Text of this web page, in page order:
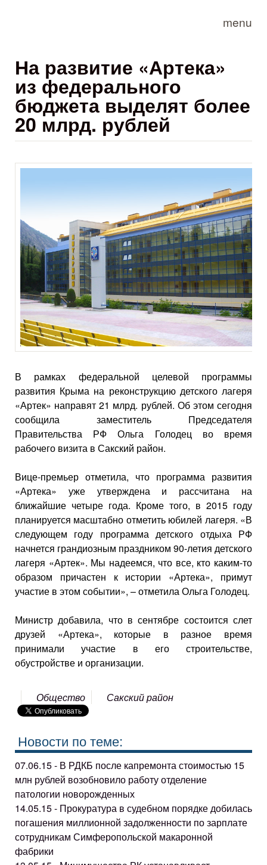
menu
На развитие «Артека»
из федерального
бюджета выделят более
20 млрд. рублей
В рамках федеральной целевой программы
развития Крыма на реконструкцию детского лагеря
«Артек» направят 21 млрд. рублей. Об этом сегодня
сообщила заместитель Председателя
Правительства РФ Ольга Голодец во время
рабочего визита в Сакский район.
Вице-премьер отметила, что программа развития
«Артека» уже утверждена и рассчитана на
ближайшие четыре года. Кроме того, в 2015 году
планируется масштабно отметить юбилей лагеря. «В
следующем году программа детского отдыха РФ
начнется грандиозным праздником 90-летия детского
лагеря «Артек». Мы надеемся, что все, кто каким-то
образом причастен к истории «Артека», примут
участие в этом событии», – отметила Ольга Голодец.
Министр добавила, что в сентябре состоится слет
друзей «Артека», которые в разное время
принимали участие в его строительстве,
обустройстве и организации.
Общество Сакский район
Новости по теме:
07.06.15 - В РДКБ после капремонта стоимостью 15
млн рублей возобновило работу отделение
патологии новорожденных
14.05.15 - Прокуратура в судебном порядке добилась
погашения миллионной задолженности по зарплате
сотрудникам Симферопольской макаронной
фабрики